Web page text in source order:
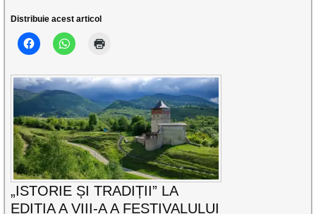
Distribuie acest articol
„ISTORIE ȘI TRADIȚII” LA
EDIȚIA A VIII-A A FESTIVALULUI